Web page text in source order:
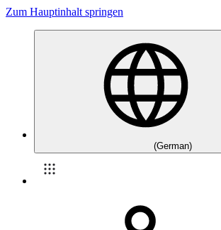
Zum Hauptinhalt springen
(German)